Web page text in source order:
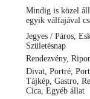
Mindig is közel
egyik válfajával
Jegyes / Páros,
Születésnap
Rendezvény,
Divat, Portré,
Tájkép, Gastro,
Cica, Egyéb állat